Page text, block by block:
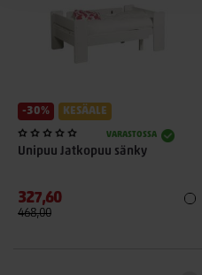
-30% KESÄALE
VARASTOSSA
Unipuu Jatkopuu sänky
327,60
468,00